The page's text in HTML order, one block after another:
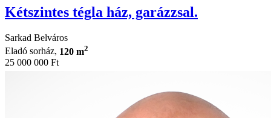
Kétszintes tégla ház, garázzsal.
Sarkad Belváros
Eladó sorház, 120 m2
25 000 000 Ft